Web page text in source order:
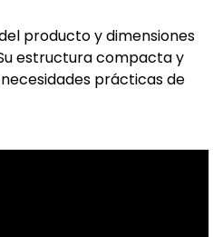
producto y dimensiones
estructura compacta y
prácticas de